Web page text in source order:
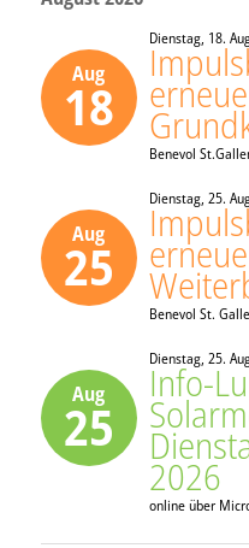
Aug
18
Dienstag, 18.
Benevol
Aug
25
Dienstag, 25.
Benevol St.
Aug
25
Dienstag, 25.
Info-
2026
online über